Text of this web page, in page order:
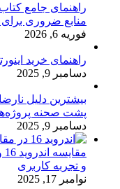
راهنمای جامع
منابع ضروری
فوریه 6, 2026
راهنمای خرید
دسامبر 9, 2025
بیشترین دلیل
پشت صحنه
دسامبر 9, 2025
و تجربه کاربری
نوامبر 17, 2025